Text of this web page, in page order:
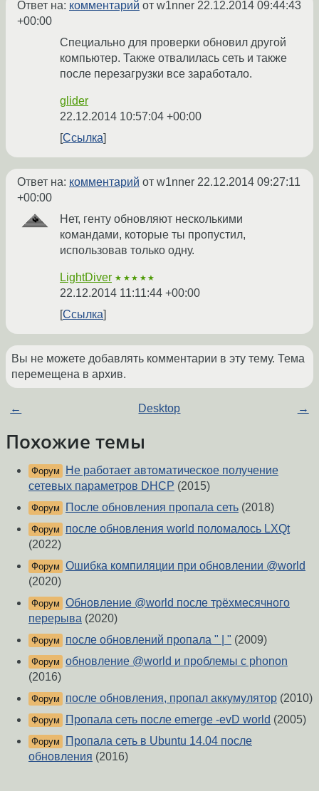
Ответ на: комментарий от w1nner 22.12.2014 09:44:43
+00:00
Специально для проверки обновил другой
компьютер. Также отвалилась сеть и также
после перезагрузки все заработало.
glider
22.12.2014 10:57:04 +00:00
Ссылка
Ответ на: комментарий от w1nner 22.12.2014 09:27:11
+00:00
Нет, генту обновляют несколькими
командами, которые ты пропустил,
использовав только одну.
LightDiver ★★★★★
22.12.2014 11:11:44 +00:00
Ссылка
Вы не можете добавлять комментарии в эту тему. Тема
перемещена в архив.
← Desktop →
Похожие темы
Форум
Не работает автоматическое получение
сетевых параметров DHCP (2015)
Форум После обновления пропала сеть (2018)
Форум
после обновления world поломалось LXQt
(2022)
Форум Ошибка компиляции при обновлении @world
(2020)
Форум Обновление @world после трёхмесячного
перерыва (2020)
Форум после обновлений пропала " | " (2009)
Форум обновление @world и проблемы с phonon
(2016)
Форум после обновления, пропал аккумулятор (2010)
Форум Пропала сеть после emerge -evD world (2005)
Форум
Пропала сеть в Ubuntu 14.04 после
обновления (2016)